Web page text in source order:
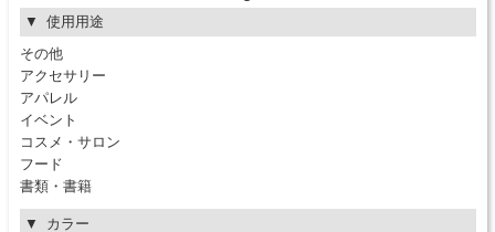
使用用途
その他
アクセサリー
アパレル
イベント
コスメ・サロン
フード
書類・書籍
カラー